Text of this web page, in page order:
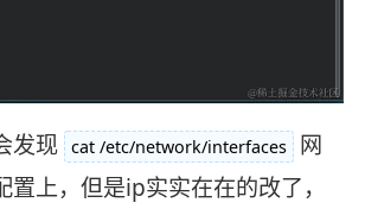
发现 cat /etc/network/interfaces
网
置上，但是ip实实在在的改了，